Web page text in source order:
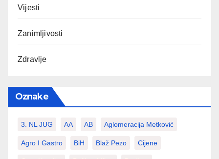
Vijesti
Zanimljivosti
Zdravlje
Oznake
3. NL JUG AA AB Aglomeracija Metković
Agro I Gastro BiH Blaž Pezo Cijene